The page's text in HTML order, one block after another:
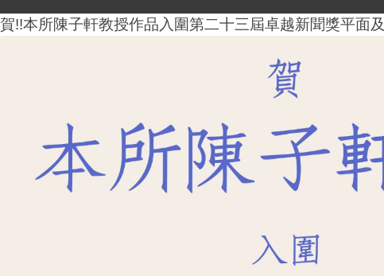
賀!!本所陳子軒教授作品入圍第二十三屆卓越新聞獎平面